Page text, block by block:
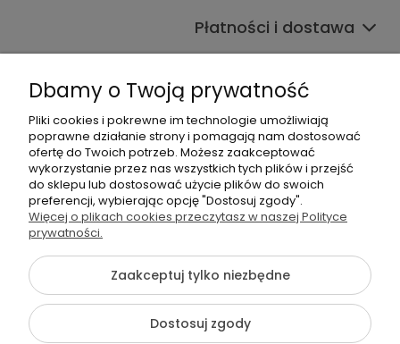
Płatności i dostawa
+48 605 141 363
{literal}
Dbamy o Twoją prywatność
Pliki cookies i pokrewne im technologie umożliwiają
poprawne działanie strony i pomagają nam dostosować
ofertę do Twoich potrzeb. Możesz zaakceptować
wykorzystanie przez nas wszystkich tych plików i przejść
do sklepu lub dostosować użycie plików do swoich
preferencji, wybierając opcję "Dostosuj zgody".
Więcej o plikach cookies przeczytasz w naszej Polityce
prywatności.
Zaakceptuj tylko niezbędne
Dostosuj zgody